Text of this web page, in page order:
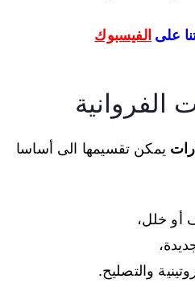
على الفيسبوك
الفروانية
يمكن تقسيمها الى أساسا
أو خلل،
والتصليح.